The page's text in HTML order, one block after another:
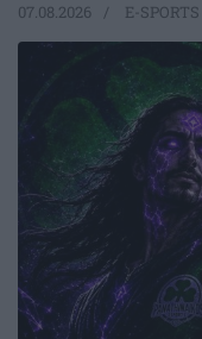
07.08.2026 E-SPORTS